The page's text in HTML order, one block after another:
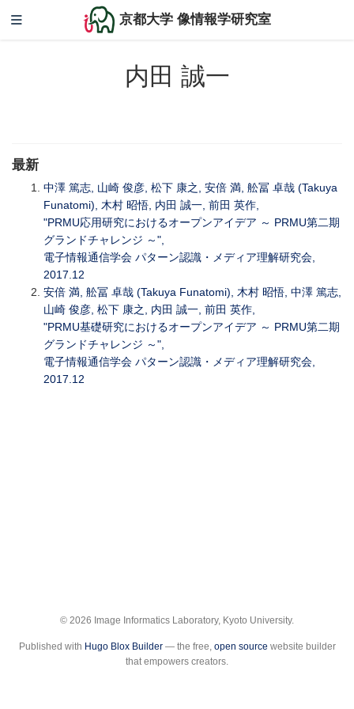
京都大学 像情報学研究室
内田 誠一
最新
中澤 篤志, 山崎 俊彦, 松下 康之, 安倍 満, 舩冨 卓哉 (Takuya
Funatomi), 木村 昭悟, 内田 誠一, 前田 英作,
"PRMU応用研究におけるオープンアイデア ～ PRMU第二期
グランドチャレンジ ～",
電子情報通信学会 パターン認識・メディア理解研究会,
2017.12
安倍 満, 舩冨 卓哉 (Takuya Funatomi), 木村 昭悟, 中澤 篤志,
山崎 俊彦, 松下 康之, 内田 誠一, 前田 英作,
"PRMU基礎研究におけるオープンアイデア ～ PRMU第二期
グランドチャレンジ ～",
電子情報通信学会 パターン認識・メディア理解研究会,
2017.12
© 2026 Image Informatics Laboratory, Kyoto University.
Published with Hugo Blox Builder— the free, open source website builder
that empowers creators.